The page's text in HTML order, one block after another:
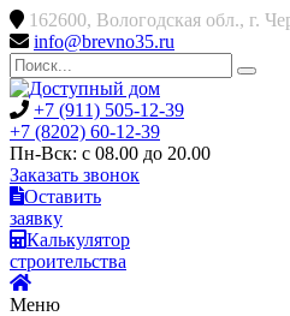
162600, Вологодская обл., г.
info@brevno35.ru
+7 (911) 505-12-39
+7 (8202) 60-12-39
Пн-Вск: с 08.00 до 20.00
Заказать звонок
Оставить
заявку
Калькулятор
строительства
Меню